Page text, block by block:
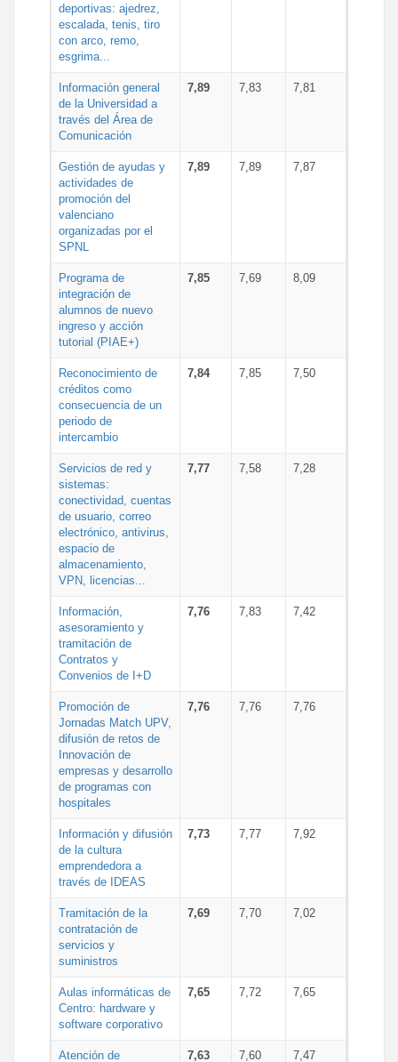
deportivas: ajedrez,
escalada, tenis, tiro
con arco, remo,
esgrima...
Información general
de la Universidad a
través del Área de
Comunicación
7,89 7,83 7,81
Gestión de ayudas y
actividades de
promoción del
valenciano
organizadas por el
SPNL
7,89 7,89 7,87
Programa de
integración de
alumnos de nuevo
ingreso y acción
tutorial (PIAE+)
7,85 7,69 8,09
Reconocimiento de
créditos como
consecuencia de un
periodo de
intercambio
7,84 7,85 7,50
Servicios de red y
sistemas:
conectividad, cuentas
de usuario, correo
electrónico, antivirus,
espacio de
almacenamiento,
VPN, licencias...
7,77 7,58 7,28
Información,
asesoramiento y
tramitación de
Contratos y
Convenios de I+D
7,76 7,83 7,42
Promoción de
Jornadas Match UPV,
difusión de retos de
Innovación de
empresas y desarrollo
de programas con
hospitales
7,76 7,76 7,76
Información y difusión
de la cultura
emprendedora a
través de IDEAS
7,73 7,77 7,92
Tramitación de la
contratación de
servicios y
suministros
7,69 7,70 7,02
Aulas informáticas de
Centro: hardware y
software corporativo
7,65 7,72 7,65
Atención de
7,63 7,60 7,47